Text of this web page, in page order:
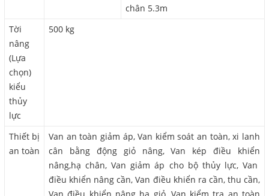
chân 5.3m
Tời
nâng
(Lựa
chọn)
kiểu
thủy
lực
500 kg
Thiết bị
an toàn
Van an toàn giảm áp, Van kiểm soát an toàn, xi lanh
cân bằng động giỏ nâng, Van kép điều khiển
nâng,hạ chân, Van giảm áp cho bộ thủy lực, Van
điều khiển nâng cần, Van điều khiển ra cần, thu cần,